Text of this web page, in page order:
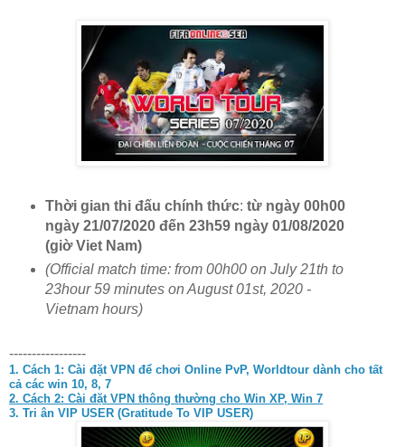
Thời gian thi đấu chính thức: từ ngày 00h00
ngày 21/07/2020 đến 23h59 ngày 01/08/2020
(giờ Viet Nam)
(Official match time: from00h00 on July 21th to
23hour 59 minutes on August 01st, 2020 -
Vietnam hours)
-----------------
1. Cách 1: Cài đặt VPN để chơi Online PvP, Worldtour dành cho tất
cả các win 10, 8, 7
2. Cách 2: Cài đặt VPN thông thường cho Win XP, Win 7
3. Tri ân VIP USER (Gratitude To VIP USER)